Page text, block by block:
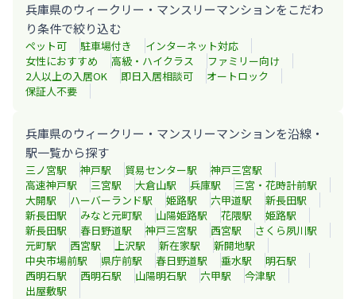
兵庫県のウィークリー・マンスリーマンションをこだわ
り条件で絞り込む
ペット可 駐車場付き
インターネット対応
女性におすすめ
高級・ハイクラス
ファミリー向け
2人以上の入居OK
即日入居相談可
オートロック
保証人不要
兵庫県のウィークリー・マンスリーマンションを沿線・
駅一覧から探す
三ノ宮駅 神戸駅 貿易センター駅 神戸三宮駅
高速神戸駅 三宮駅 大倉山駅 兵庫駅 三宮・花時計前駅
大開駅 ハーバーランド駅 姫路駅 六甲道駅 新長田駅
新長田駅 みなと元町駅 山陽姫路駅 花隈駅 姫路駅
新長田駅 春日野道駅 神戸三宮駅 西宮駅 さくら夙川駅
元町駅 西宮駅 上沢駅 新在家駅 新開地駅
中央市場前駅 県庁前駅 春日野道駅 垂水駅 明石駅
西明石駅 西明石駅 山陽明石駅 六甲駅 今津駅
出屋敷駅